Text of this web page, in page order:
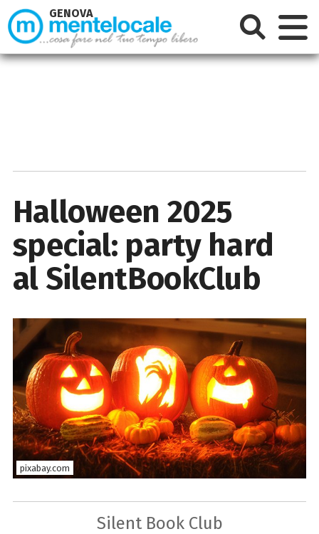
Halloween 2025
special: party hard
al SilentBookClub
pixabay.com
Silent Book Club
GENOVA